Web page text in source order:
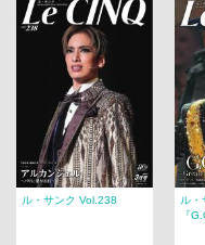
ル・サンク Vol.238
ル・
『